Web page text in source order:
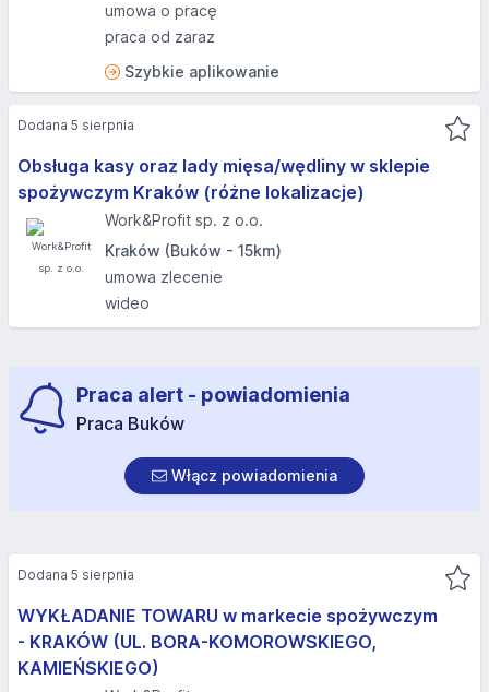
umowa o pracę
praca od zaraz
Szybkie aplikowanie
Obsługa kasy oraz lady mięsa/wędliny w sklepie
spożywczym Kraków (różne lokalizacje)
Work&Profit sp. z o.o.
Kraków (Buków - 15km)
umowa zlecenie
wideo
Dodana 5 sierpnia
Praca alert - powiadomienia
Praca Buków
Włącz powiadomienia
WYKŁADANIE TOWARU w markecie spożywczym
- KRAKÓW (UL. BORA-KOMOROWSKIEGO,
KAMIEŃSKIEGO)​
Dodana 5 sierpnia